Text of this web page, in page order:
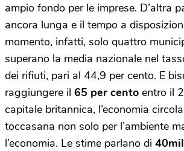
ampio fondo per le imprese. D’altra
ancora lunga e il tempo a
momento, infatti, solo quattro
superano la media nazionale nel
dei rifiuti, pari al 44,9 per cento. E
raggiungere il 65 per cento entro il
capitale britannica, l’economia
toccasana non solo per l’ambiente
l’economia. Le stime parlano di